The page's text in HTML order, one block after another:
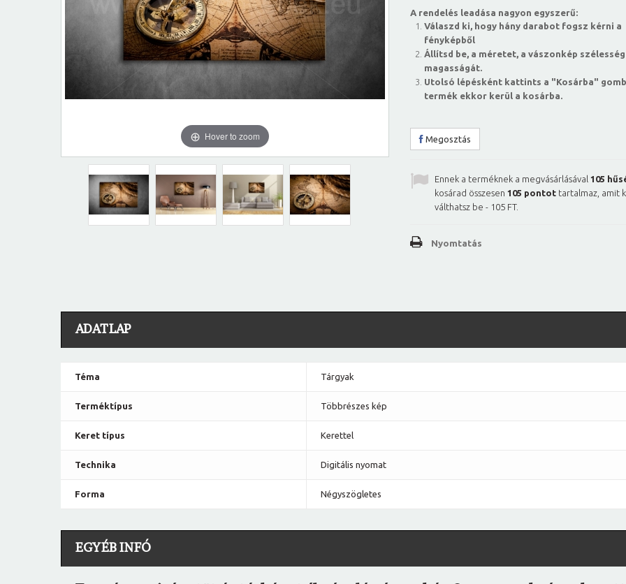
Hover to zoom
A rendelés leadása nagyon egyszerű:
Válaszd ki, hogy hány darabot fogsz kérni a
fényképből
Állítsd be, a méretet, a vászonkép
magasságát.
Utolsó lépésként kattints a "Kosárba"
termék ekkor kerül a kosárba.
Megosztás
Ennek a terméknek a megvásárlásával 105
kosárad összesen 105 pontot tartalmaz, amit
válthatsz be - 105 FT.
Nyomtatás
ADATLAP
Téma Tárgyak
Terméktípus Többrészes kép
Keret típus Kerettel
Technika Digitális nyomat
Forma Négyszögletes
EGYÉB INFÓ